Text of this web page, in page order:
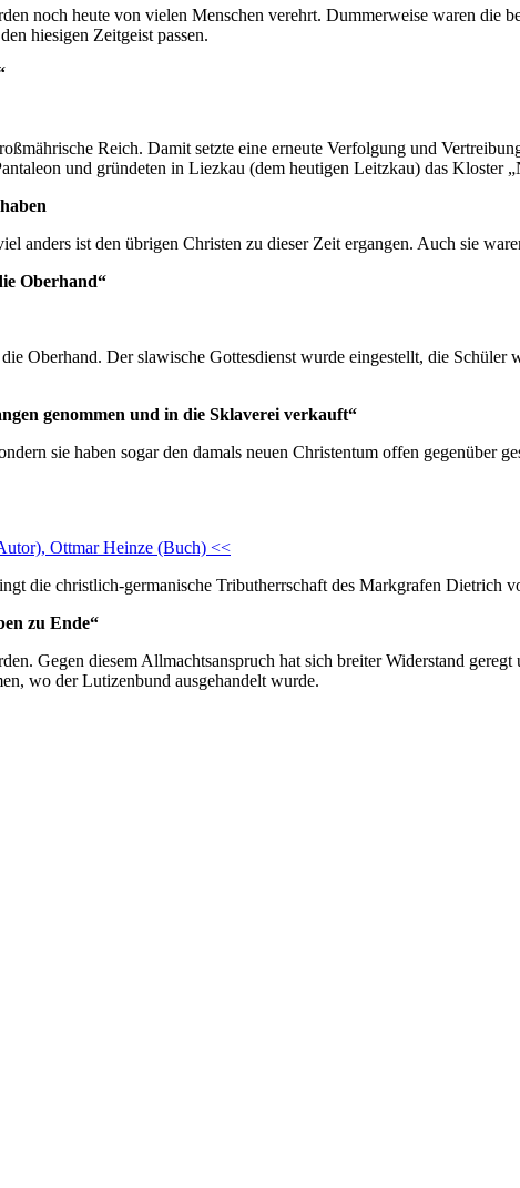
noch heute von vielen Menschen verehrt. Dummerweise waren die
hiesigen Zeitgeist passen.
Reich. Damit setzte eine erneute Verfolgung und
und gründeten in Liezkau (dem heutigen Leitzkau) das Kloster
anders ist den übrigen Christen zu dieser Zeit ergangen. Auch sie
Oberhand“
Oberhand. Der slawische Gottesdienst wurde eingestellt, die
genommen und in die Sklaverei verkauft“
sie haben sogar den damals neuen Christentum offen gegenüber
Ottmar Heinze (Buch) <<
die christlich-germanische Tributherrschaft des Markgrafen Dietrich
zu Ende“
Gegen diesem Allmachtsanspruch hat sich breiter Widerstand
wo der Lutizenbund ausgehandelt wurde.